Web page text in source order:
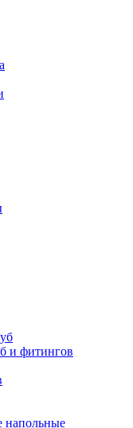
и фитингов
напольные